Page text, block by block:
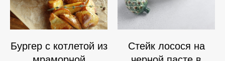
Бургер с котлетой из
Стейк лосося на